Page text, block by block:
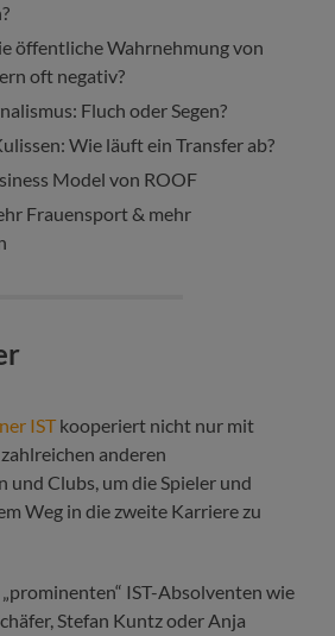
öffentliche Wahrnehmung von
oft negativ?
Fluch oder Segen?
Wie läuft ein Transfer ab?
Model von ROOF
Frauensport & mehr
ISTkooperiert nicht nur mit
anderen
und Clubs, um die Spieler und
Weg in die zweite Karriere zu
IST-Absolventen wie
Stefan Kuntz oder Anja